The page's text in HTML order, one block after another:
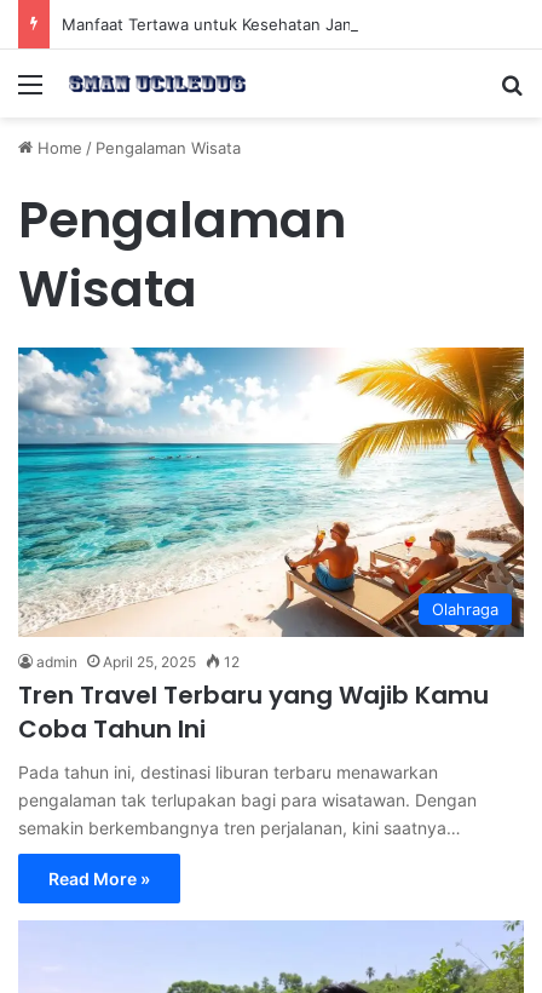
Menu
Home / Pengalaman Wisata
Pengalaman
Wisata
Olahraga
admin April 25, 2025 12
Tren Travel Terbaru yang Wajib Kamu
Coba Tahun Ini
Pada tahun ini, destinasi liburan terbaru menawarkan
pengalaman tak terlupakan bagi para wisatawan. Dengan
semakin berkembangnya tren perjalanan, kini saatnya…
Read More »